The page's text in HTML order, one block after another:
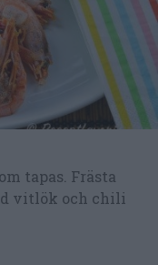
tapas. Frästa
vitlök och chili